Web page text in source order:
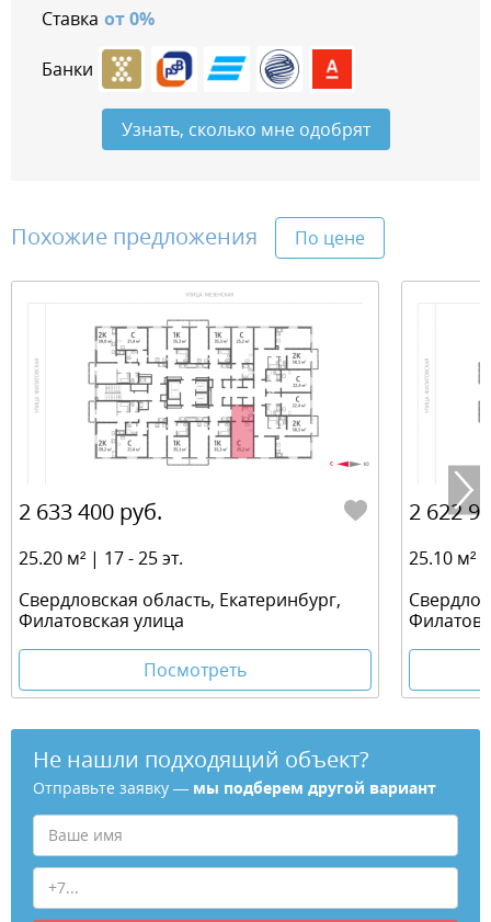
Ставка от0%
Банки
Узнать, сколько мне одобрят
Похожие предложения По цене
2 633 400 руб.
25.20 м² | 17 - 25 эт.
Свердловская область, Екатеринбург,
Филатовская улица
Посмотреть
2 622
25.10 м²
Не нашли подходящий объект?
Отправьте заявку — мы подберем другой вариант